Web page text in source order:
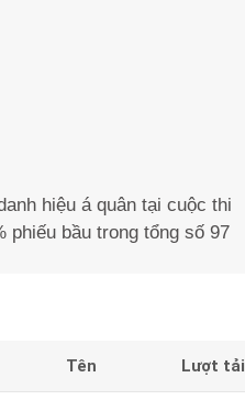
hiệu á quân tại cuộc thi
phiếu bầu trong tổng số 97
Tên Lượt tải